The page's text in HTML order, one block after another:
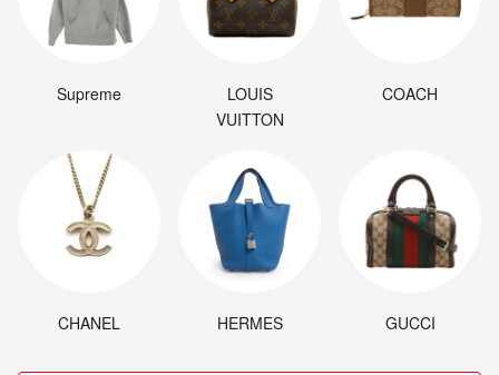
Supreme
LOUIS
VUITTON
COACH
CHANEL HERMES GUCCI